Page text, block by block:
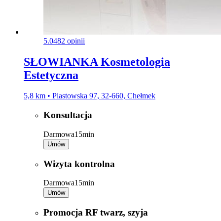
5.0482 opinii
SŁOWIANKA Kosmetologia
Estetyczna
5,8 km • Piastowska 97, 32-660, Chełmek
Konsultacja
Darmowa15min
Umów
Wizyta kontrolna
Darmowa15min
Umów
Promocja RF twarz, szyja